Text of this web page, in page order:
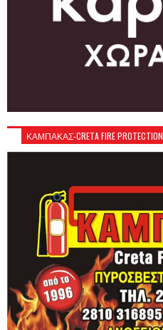
ΚΑΜΠΑΚΑΣ-CRETA FIRE PROTECTION